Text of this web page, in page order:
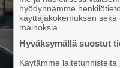
hyödynnämme
käyttäjäkokemuksen
mainoksia.
Hyväksymällä suostut
Käytämme